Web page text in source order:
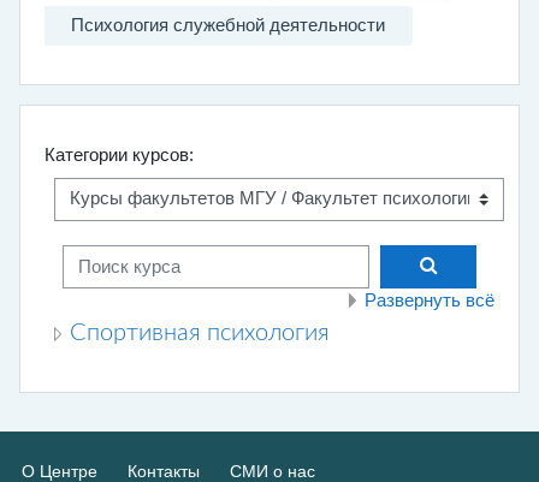
Психология служебной деятельности
Категории курсов:
Поиск курса
Развернуть всё
Спортивная психология
О Центре Контакты СМИ о нас